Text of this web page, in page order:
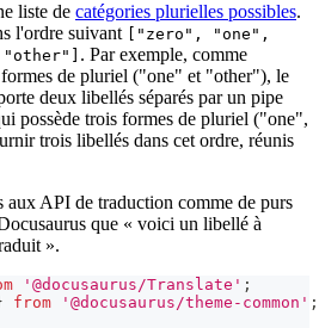
liste de catégories plurielles possibles.
l'ordre suivant
["zero", "one",
. Par exemple, comme
formes de pluriel ("one" et "other"), le
deux libellés séparés par un pipe
possède trois formes de pluriel ("one",
trois libellés dans cet ordre, réunis
aux API de traduction comme de purs
que « voici un libellé à
».
'@docusaurus/Translate' ;
from '@docusaurus/theme-common' ;